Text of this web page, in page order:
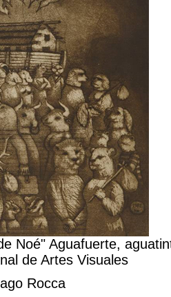
Noé" Aguafuerte,
de Artes Visuales
Rocca